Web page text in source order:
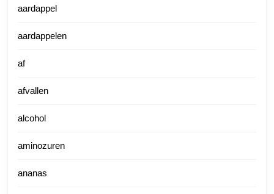
aardappel
aardappelen
af
afvallen
alcohol
aminozuren
ananas